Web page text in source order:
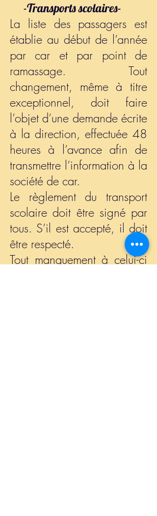
-Transports scolaires-
La liste des passagers est
établie au début de l’année
par car et par point de
ramassage. Tout
changement, même à titre
exceptionnel, doit faire
l’objet d’une demande écrite
à la direction, effectuée 48
heures à l’avance afin de
transmettre l’information à la
société de car.
Le règlement du transport
scolaire doit être signé par
tous. S’il est accepté, il doit
être respecté.
Tout manquement à celui-ci